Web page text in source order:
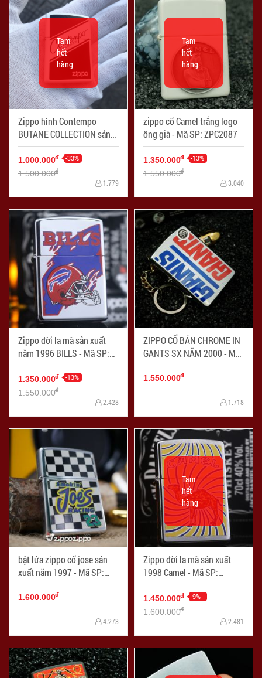
Zippo hình Contempo
BUTANE COLLECTION sản
xuất năm 2012 (cái) - Mã
SP: ZPC3233-3
Tạm
hết
hàng
1.000.000đ -33%
1.500.000đ
1.779
zippo cổ Camel trắng logo
ông già - Mã SP: ZPC2087
Tạm
hết
hàng
1.350.000đ -13%
1.550.000đ
3.040
Zippo đời la mã sản xuất
năm 1996 BILLS - Mã SP:
ZPC2254-9
1.350.000đ -13%
1.550.000đ
2.428
ZIPPO CỔ BẢN CHROME IN
GANTS SX NĂM 2000 - Mã
SP: ZPC2428-13
1.550.000đ
1.718
bật lửa zippo cổ jose sản
xuất năm 1997 - Mã SP:
ZPC1545
1.600.000đ
4.273
Zippo đời la mã sản xuất
1998 Camel - Mã SP:
ZPC2263-1
Tạm
hết
hàng
1.450.000đ -9%
1.600.000đ
2.481